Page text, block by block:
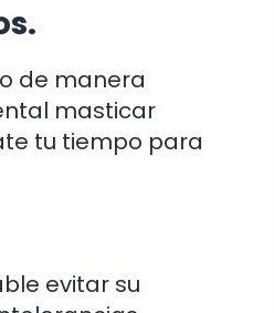
de manera
masticar
tu tiempo para
evitar su